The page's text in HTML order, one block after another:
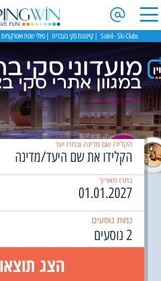
Soleil - Ski Clubs קייטנות סקי בעברית טיולי שטח ואטרקציות
הקלידו שם מדינה ובחרו יעד
בחרו תאריך
כמות נוסעים
2 נוסעים
הצג